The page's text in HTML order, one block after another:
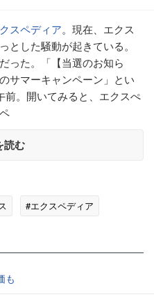
スペディア。現在、エクス
とした騒動が起きている。
った。「【当選のお知ら
サマーキャンペーン」とい
前。開いてみると、エクスぺ
読む
#エクスペディア
も